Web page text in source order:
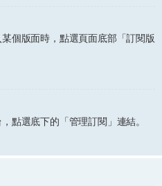
個版面時，點選頁面底部「訂閱版
點選底下的「管理訂閱」連結。